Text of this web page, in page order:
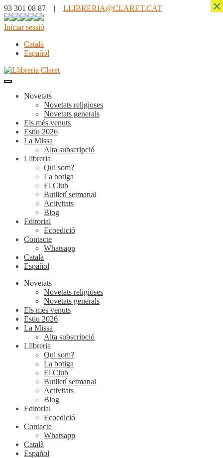
93 301 08 87 | LLIBRERIA@CLARET.CAT
Iniciar sessió
Català
Español
Novetats
Novetats religioses
Novetats generals
Els més venuts
Estiu 2026
La Missa
Alta subscripció
Llibreria
Qui som?
La botiga
El Club
Butlletí setmanal
Activitats
Blog
Editorial
Ecoedició
Contacte
Whatsapp
Català
Español
Novetats
Novetats religioses
Novetats generals
Els més venuts
Estiu 2026
La Missa
Alta subscripció
Llibreria
Qui som?
La botiga
El Club
Butlletí setmanal
Activitats
Blog
Editorial
Ecoedició
Contacte
Whatsapp
Català
Español
×